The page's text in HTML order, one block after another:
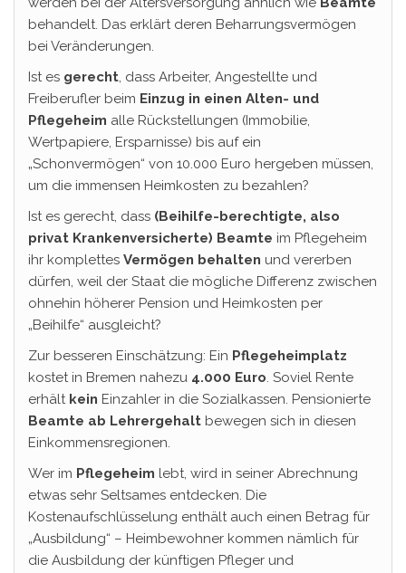
behandelt. Das erklärt deren Beharrungsvermögen
bei Veränderungen.
Ist es gerecht, dass Arbeiter, Angestellte und
Freiberufler beim Einzug in einen Alten- und
Pflegeheim alle Rückstellungen (Immobilie,
Wertpapiere, Ersparnisse) bis auf ein
„Schonvermögen“ von 10.000 Euro hergeben müssen,
um die immensen Heimkosten zu bezahlen?
Ist es gerecht, dass (Beihilfe-berechtigte, also
privat Krankenversicherte) Beamte im Pflegeheim
ihr komplettes Vermögen behalten und vererben
dürfen, weil der Staat die mögliche Differenz zwischen
ohnehin höherer Pension und Heimkosten per
„Beihilfe“ ausgleicht?
Zur besseren Einschätzung: Ein Pflegeheimplatz
kostet in Bremen nahezu 4.000 Euro. Soviel Rente
erhält kein Einzahler in die Sozialkassen. Pensionierte
Beamte ab Lehrergehalt bewegen sich in diesen
Einkommensregionen.
Wer im Pflegeheim lebt, wird in seiner Abrechnung
etwas sehr Seltsames entdecken. Die
Kostenaufschlüsselung enthält auch einen Betrag für
„Ausbildung“ – Heimbewohner kommen nämlich für
die Ausbildung der künftigen Pfleger und